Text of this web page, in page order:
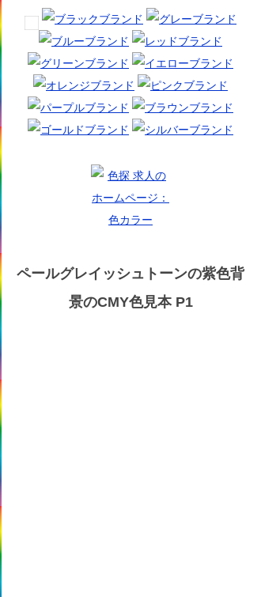
ペールグレイッシュトーンの紫色背
景のCMY色見本 P1